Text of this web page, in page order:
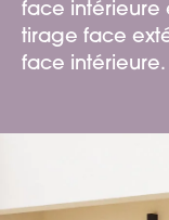
face intérieure
tirage face
face intérieure.